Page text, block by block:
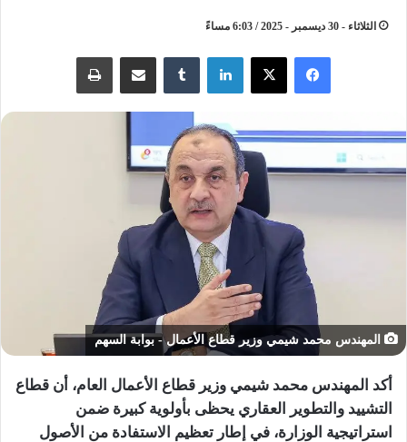
الثلاثاء - 30 ديسمبر - 2025 / 6:03 مساءً
لينكدإن مشاركة عبر البريد طباعة
المهندس محمد شيمي وزير قطاع الأعمال - بوابة السهم
أكد المهندس محمد شيمي وزير قطاع الأعمال العام، أن قطاع
التشييد والتطوير العقاري يحظى بأولوية كبيرة ضمن
استراتيجية الوزارة، في إطار تعظيم الاستفادة من الأصول